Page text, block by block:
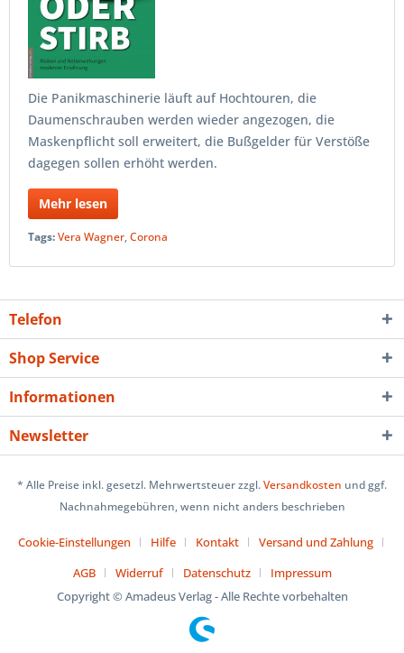
Die Panikmaschinerie läuft auf Hochtouren, die
Daumenschrauben werden wieder angezogen, die
Maskenpflicht soll erweitert, die Bußgelder für Verstöße
dagegen sollen erhöht werden.
Mehr lesen
Tags:Vera Wagner,Corona
Telefon
Shop Service
Informationen
Newsletter
* Alle Preise inkl. gesetzl. Mehrwertsteuer zzgl.Versandkosten und ggf.
Nachnahmegebühren, wenn nicht anders beschrieben
Cookie-Einstellungen Hilfe Kontakt
Versand und Zahlung
AGB
Widerruf Datenschutz
Impressum
Copyright © Amadeus Verlag - Alle Rechte vorbehalten